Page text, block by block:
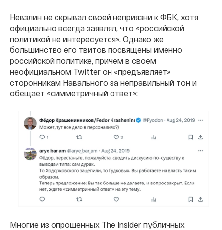
Невзлин не скрывал своей неприязни к ФБК, хотя
официально всегда заявлял, что «российской
политикой не интересуется». Однако же
большинство его твитов посвящены именно
российской политике, причем в своем
неофициальном Twitter он «предъявляет»
сторонникам Навального за неправильный тон и
обещает «симметричный ответ»:
Многие из опрошенных The Insider публичных